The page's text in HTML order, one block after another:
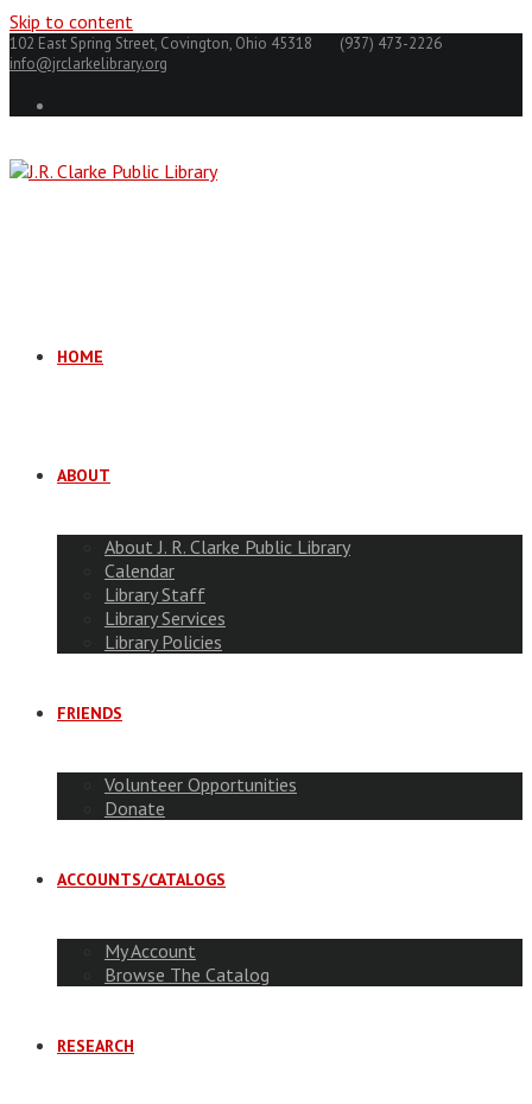
Skip to content
102 East Spring Street, Covington, Ohio 45318
(937) 473-2226
info@jrclarkelibrary.org
HOME
ABOUT
About J. R. Clarke Public Library
Calendar
Library Staff
Library Services
Library Policies
FRIENDS
Volunteer Opportunities
Donate
ACCOUNTS/CATALOGS
My Account
Browse The Catalog
RESEARCH